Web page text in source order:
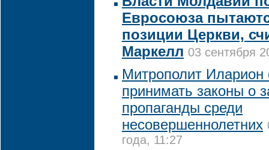
Евросоюза
позиции Церкви,
Маркелл 03 сентября
Митрополит Иларион
принимать законы о
пропаганды среди
несовершеннолетних
года, 11:27